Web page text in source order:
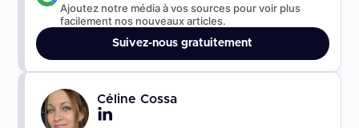
Ajoutez notre média à vos sources pour voir plus
facilement nos nouveaux articles.
Suivez-nous gratuitement
Céline Cossa